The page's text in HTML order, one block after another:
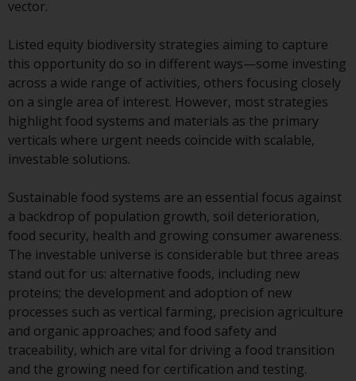
der FINMA bewilligt wurden,
dürfen in der Schweiz nur
qualifizierten Anlegern im Sinne
von Artikel 10 Absatz 1
angeboten werden. 3 und Abs.
3ter KAG („Qualifizierte Anleger“).
verwalteten Fonds in der Schweiz
ist FIRST INDEPENDENT FUND
SERVICES LTD, Feldeggstrasse 12,
CH-8008 Zürich. Zahlstelle der von
Redwheel verwalteten Fonds in
der Schweiz ist die Helvetische
Bank AG, Seefeldstrasse 215, CH-
8008 Zürich. Der
Verkaufsprospekt oder ein
gleichwertiges Dokument der von
vector.
Listed equity biodiversity strategies aiming to capture
this opportunity do so in different ways—some investing
across a wide range of activities, others focusing closely
on a single area of interest. However, most strategies
highlight food systems and materials as the primary
verticals where urgent needs coincide with scalable,
investable solutions.
Sustainable food systems are an essential focus against
a backdrop of population growth, soil deterioration,
food security, health and growing consumer awareness.
The investable universe is considerable but three areas
stand out for us: alternative foods, including new
proteins; the development and adoption of new
processes such as vertical farming, precision agriculture
and organic approaches; and food safety and
traceability, which are vital for driving a food transition
and the growing need for certification and testing.